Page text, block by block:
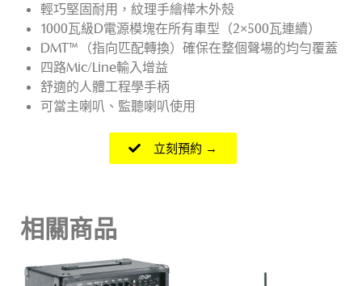
輕巧堅固耐用，紋理手繪樺木外殼
1000瓦級D電源模塊在所有車型（2×500瓦連續）
DMT™（指向匹配轉換）確保在整個聲場的均勻覆蓋
四路Mic/Line輸入增益
舒適的人體工程學手柄
可當主喇叭、監聽喇叭使用
立刻預約 →
相關商品